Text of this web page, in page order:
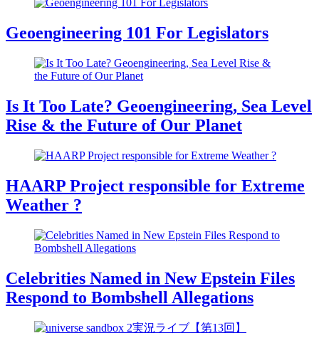
Geoengineering 101 For Legislators
Is It Too Late? Geoengineering, Sea Level
Rise & the Future of Our Planet
HAARP Project responsible for Extreme
Weather ?
Celebrities Named in New Epstein Files
Respond to Bombshell Allegations